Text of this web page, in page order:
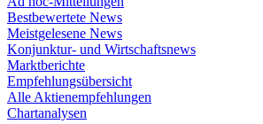
Bestbewertete News
Meistgelesene News
Konjunktur- und Wirtschaftsnews
Marktberichte
Empfehlungsübersicht
Alle Aktienempfehlungen
Chartanalysen